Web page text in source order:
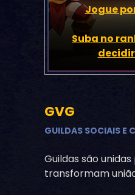
Jogue
Suba no
GVG
GUILDAS SOCIAIS E
Guildas são
transformam